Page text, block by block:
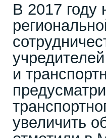
В 2017 году
и
увеличить